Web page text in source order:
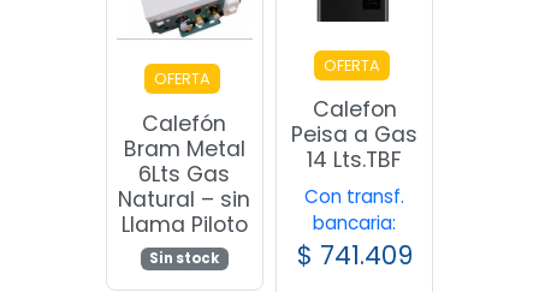
OFERTA
Calefón
Bram Metal
6Lts Gas
Natural – sin
Llama Piloto
Sin stock
OFERTA
Calefon
Peisa a Gas
14 Lts.TBF
Con transf.
bancaria:
$ 741.409